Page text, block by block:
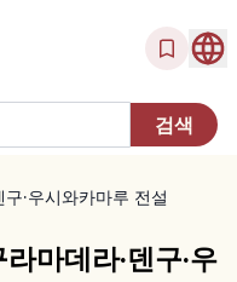
·우시와카마루 전설
마데라·덴구·우